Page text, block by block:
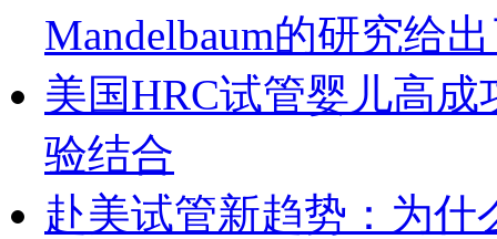
Mandelbaum的研究给
美国HRC试管婴儿高
验结合
赴美试管新趋势：为什